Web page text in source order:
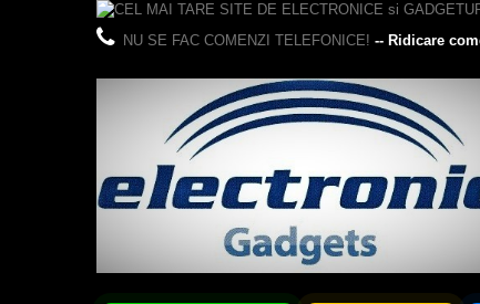
NU SE FAC COMENZI TELEFONICE! -- Ridicare